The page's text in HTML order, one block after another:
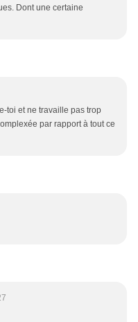
Dont une certaine
toi et ne travaille pas trop
par rapport à tout ce